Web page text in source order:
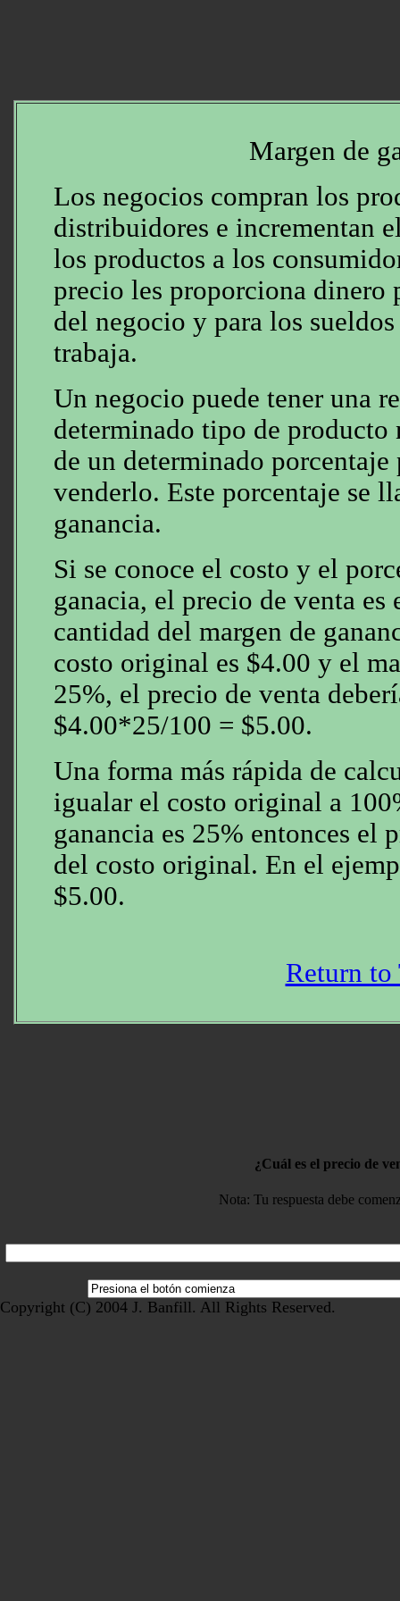
Margen de
Los negocios compran los
distribuidores e incrementan
los productos a los
precio les proporciona dinero
del negocio y para los
trabaja.
Un negocio puede tener una
determinado tipo de producto
de un determinado porcentaje
venderlo. Este porcentaje se
ganancia.
Si se conoce el costo y el
ganacia, el precio de venta
cantidad del margen de
costo original es $4.00 y el
25%, el precio de venta
$4.00*25/100 = $5.00.
Una forma más rápida de
igualar el costo original a
ganancia es 25% entonces el
del costo original. En el
$5.00.
Return to
¿Cuál es el precio de
Nota: Tu respuesta debe
Copyright (C) 2004 J. Banfill. All Rights Reserved.